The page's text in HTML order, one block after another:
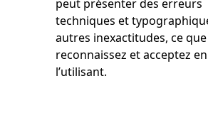
peut présenter des erreurs
techniques et
autres inexactitudes, ce
reconnaissez et acceptez en
l’utilisant.